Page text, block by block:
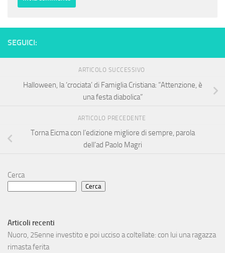
SEGUICI:
ARTICOLO SUCCESSIVO
Halloween, la ‘crociata’ di Famiglia Cristiana: “Attenzione, è
una festa diabolica”
ARTICOLO PRECEDENTE
Torna Eicma con l’edizione migliore di sempre, parola
dell’ad Paolo Magri
Cerca
Cerca
Articoli recenti
Nuoro, 25enne investito e poi ucciso a coltellate: con lui una ragazza
rimasta ferita